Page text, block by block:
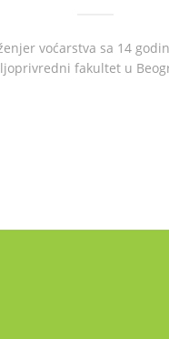
voćarstva sa 14
fakultet u